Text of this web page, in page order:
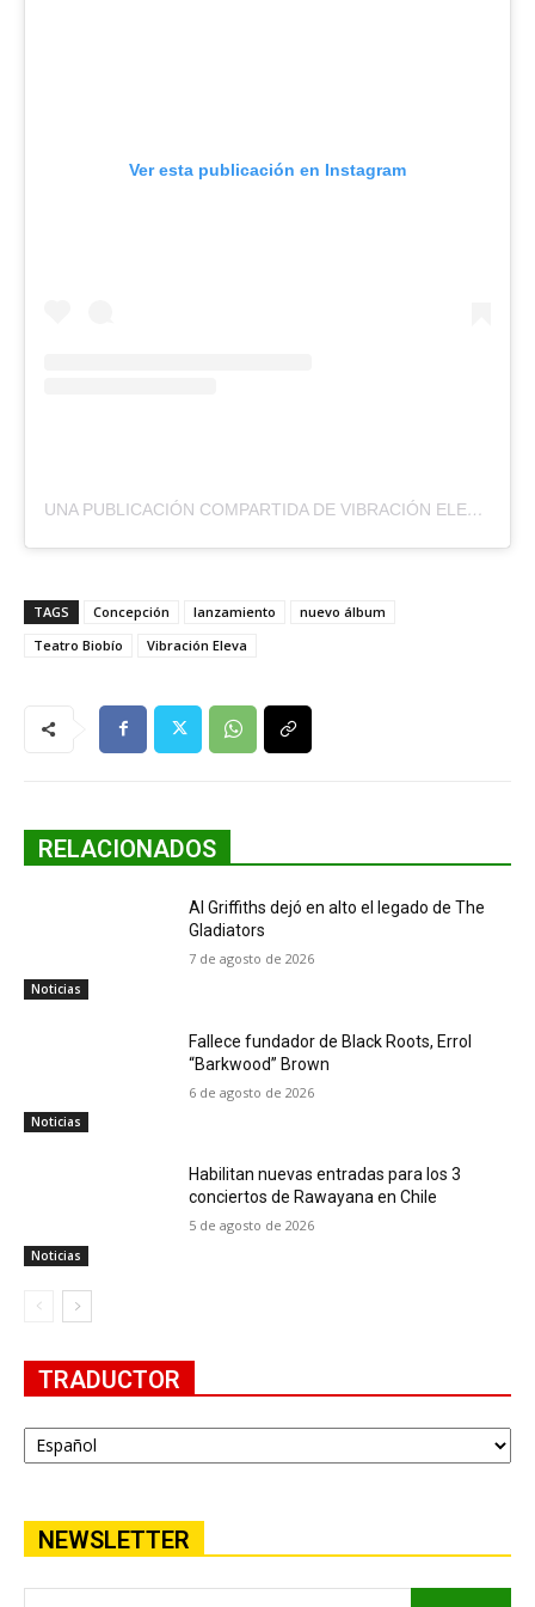
Ver esta publicación en Instagram
UNA PUBLICACIÓN COMPARTIDA DE VIBRACIÓN ELEVA (@VIBRACIONELEVAOFICIAL)
TAGS Concepción lanzamiento
nuevo álbum
Teatro Biobío
Vibración Eleva
RELACIONADOS
Noticias
Al Griffiths dejó en alto el legado de The
Gladiators
7 de agosto de 2026
Noticias
Fallece fundador de Black Roots, Errol
“Barkwood” Brown
6 de agosto de 2026
Noticias
Habilitan nuevas entradas para los 3
conciertos de Rawayana en Chile
5 de agosto de 2026
TRADUCTOR
NEWSLETTER